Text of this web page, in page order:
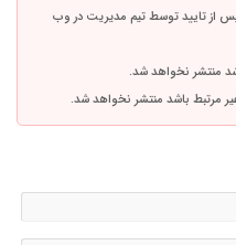
از تایید توسط تیم مدیریت در وب
منتشر نخواهد شد.
مرتبط باشد منتشر نخواهد شد.